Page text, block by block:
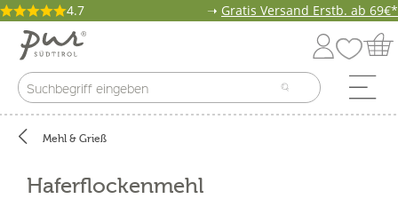
4.7 ➝ Gratis Versand Erstb. ab 69€*
Mehl & Grieß
Haferflockenmehl